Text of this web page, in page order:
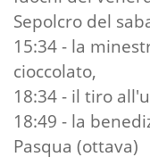
Sepolcro del
15:34 - la
cioccolato,
18:34 - il tiro
18:49 - la
Pasqua (ottava)